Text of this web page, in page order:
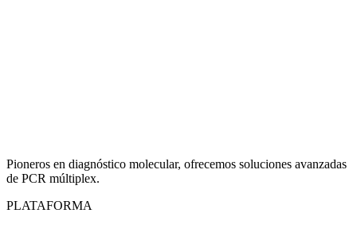
Pioneros en diagnóstico molecular, ofrecemos soluciones avanzadas
de PCR múltiplex.
PLATAFORMA